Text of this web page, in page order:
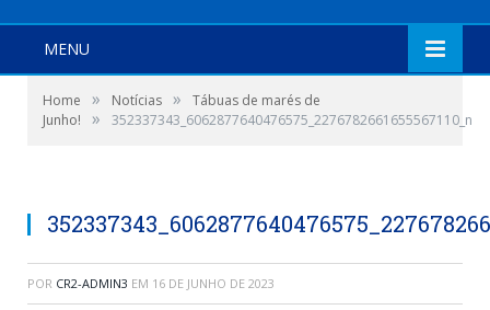
MENU
Home » Notícias »
Tábuas de marés de
Junho!
» 352337343_6062877640476575_2276782661655567110_n
POR CR2-ADMIN3 EM 16 DE JUNHO DE 2023